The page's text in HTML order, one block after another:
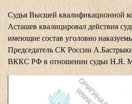
Судья Высшей квалификационной
Асташев квалицировал действия
имеющие состав уголовно
Председатель СК России
ВККС РФ в отношении судьи Н.Я.